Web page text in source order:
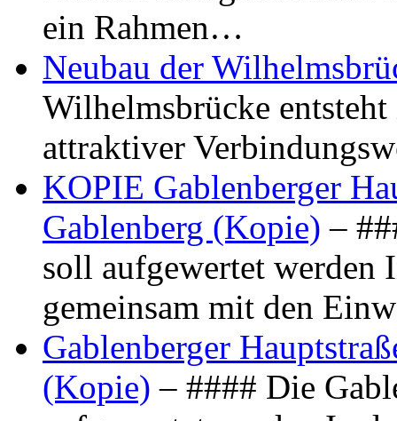
ein Rahmen…
Neubau der
Wilhelmsbrücke
attraktiver
KOPIE Gablenberger
Gablenberg (Kopie) –
soll aufgewertet werden
gemeinsam mit den
Gablenberger
(Kopie) – #### Die